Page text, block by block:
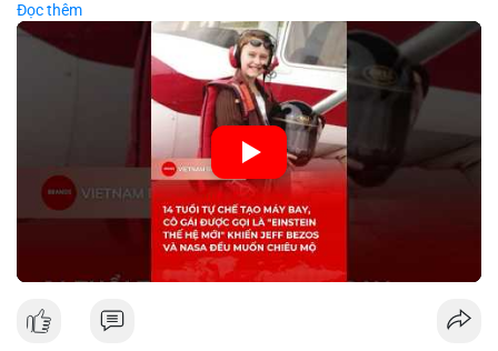
trình cô girl thiết kế, sản xuất và thử nghiệm máy bay, được
nhiều người so sánh với trí tuệ của Einstein. Thành tựu này
không chỉ thể hiện khả năng học tập nhanh chóng mà còn thể
hiện tiềm năng của thế hệ trẻ trong lĩnh vực công nghệ. Mặc dù
chưa liên quan trực tiếp đến tài chính hoặc crypto, sự phát
triển của công nghệ mới thường tạo cơ hội đầu tư hoặc ứng
dụng trong các lĩnh vực số hóa.
🎥 Xem video trực tiếp tại:
Nguồn: KIEN THUC KINH TE
Đọc thêm